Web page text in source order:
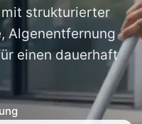
strukturierter
Algenentfernung
einen dauerhaft